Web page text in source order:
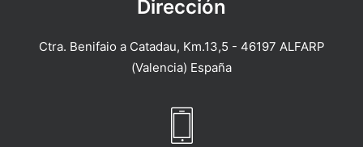
Dirección
Ctra. Benifaio a Catadau, Km.13,5 - 46197 ALFARP
(Valencia) España